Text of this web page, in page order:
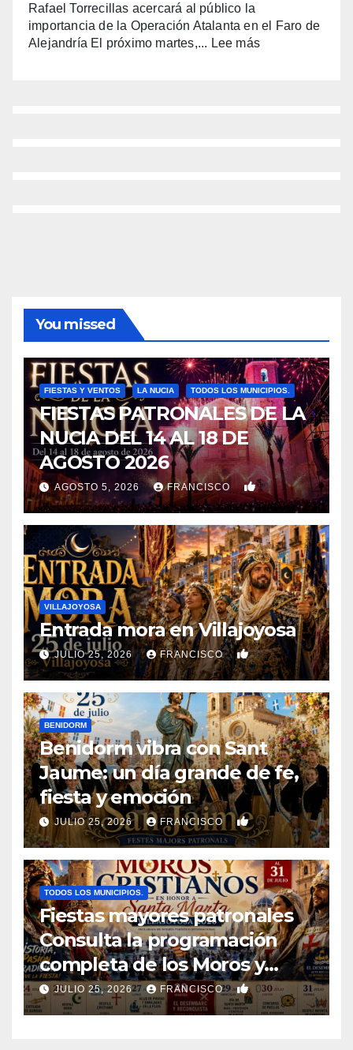
Fester
con
alma
Rafael Torrecillas acercará al público la
importancia de la Operación Atalanta en el Faro de
Alejandría El próximo martes,... Lee más:
You missed
FIESTAS Y VENTOS LA NUCIA TODOS LOS MUNICIPIOS.
FIESTAS PATRONALES DE LA
NUCIA DEL 14 AL 18 DE
AGOSTO 2026
AGOSTO 5, 2026 FRANCISCO 0
VILLAJOYOSA
Entrada mora en Villajoyosa
JULIO 25, 2026 FRANCISCO 0
BENIDORM
Benidorm vibra con Sant
Jaume: un día grande de fe,
fiesta y emoción
JULIO 25, 2026 FRANCISCO 0
TODOS LOS MUNICIPIOS.
Fiestas mayores patronales
Consulta la programación
completa de los Moros y
Cristianos de Villajoyosa 2026
JULIO 25, 2026 FRANCISCO 0